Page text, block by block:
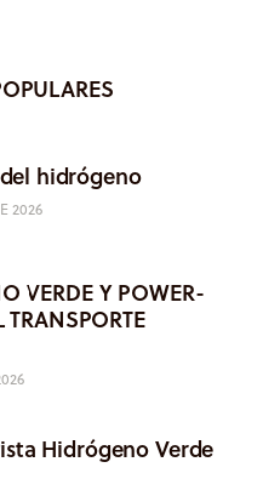
hidrógeno
2026
VERDE Y POWER-
Hidrógeno Verde